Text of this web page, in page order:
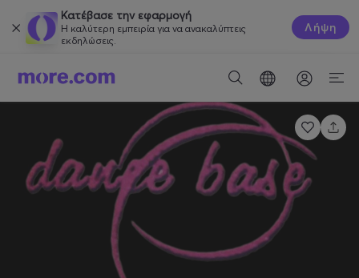
Κατέβασε την εφαρμογή
Η καλύτερη εμπειρία για να ανακαλύπτεις
εκδηλώσεις.
Λήψη